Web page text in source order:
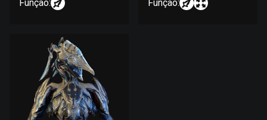
Função: Função: